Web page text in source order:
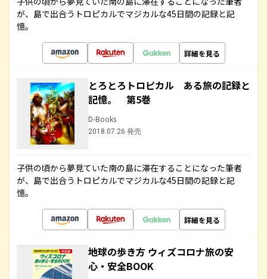
が、島で出合うトロピカルでマジカルな45日間の記録と記
憶。
詳細を見る
とろとろトロピカル ある旅の記録と
記憶。 第5巻
D-Books
2018.07.26 発売
子供の頃から夢見ていた南の島に滞在することになった筆者
が、島で出合うトロピカルでマジカルな45日間の記録と記
憶。
詳細を見る
地球の歩き方 ウィズコロナ旅の安
心・安全BOOK